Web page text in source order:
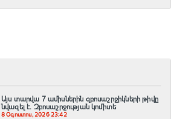
Այս տարվա 7 ամիսներին զբոսաշրջիկների թիվը
նվազել է. Զբոսաշրջության կոմիտե
8 Օգոստոս, 2026 23:42